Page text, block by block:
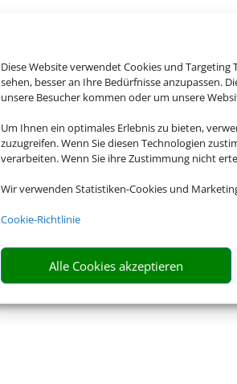
Diese Website verwendet Cookies und
sehen, besser an Ihre Bedürfnisse anzupassen.
unsere Besucher kommen oder um unsere
Um Ihnen ein optimales Erlebnis zu bieten,
zuzugreifen. Wenn Sie diesen Technologien
verarbeiten. Wenn Sie ihre Zustimmung nicht
Wir verwenden Statistiken-Cookies und
Cookie-Richtlinie
Alle Cookies akzeptieren